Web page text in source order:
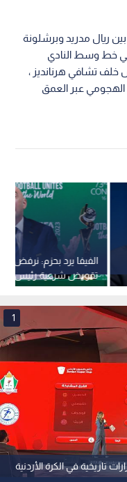
ريال مدريد وبرشلونة
في خط وسط النادي
خلف تشافي هرنانديز ،
الهجومي عبر العمق
الفيفا يرد بحزم: نرفض
تقويض شرعية رئيس
1